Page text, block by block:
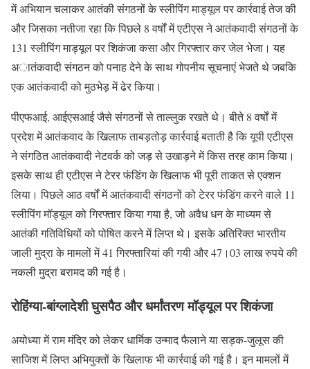
में अभियान चलाकर आतंकी संगठनों के स्लीपिंग माड्यूल पर कार्रवाई तेज की
और जिसका नतीजा रहा कि पिछले 8 वर्षों में एटीएस ने आतंकवादी संगठनों के
131 स्लीपिंग माड्यूल पर शिकंजा कसा और गिरफ्तार कर जेल भेजा। यह
अातंकवादी संगठन को पनाह देने के साथ गोपनीय सूचनाएं भेजते थे जबकि
एक आतंकवादी को मुठभेड़ में ढेर किया।
पीएफआई, आईएसआई जैसे संगठनों से ताल्लुक रखते थे। बीते 8 वर्षों में
प्रदेश में आतंकवाद के खिलाफ ताबड़तोड़ कार्रवाई बताती है कि यूपी एटीएस
ने संगठित आतंकवादी नेटवर्क को जड़ से उखाड़ने में किस तरह काम किया।
इसके साथ ही एटीएस ने टेरर फंडिंग के खिलाफ भी पूरी ताकत से एक्शन
लिया। पिछले आठ वर्षों में आतंकवादी संगठनों को टेरर फंडिंग करने वाले 11
स्लीपिंग मॉड्यूल को गिरफ्तार किया गया है, जो अवैध धन के माध्यम से
आतंकी गतिविधियों को पोषित करने में लिप्त थे। इसके अतिरिक्त भारतीय
जाली मुद्रा के मामलों में 41 गिरफ्तारियां की गयी और 47।03 लाख रुपये की
नकली मुद्रा बरामद की गई है।
रोहिंग्या-बांग्लादेशी घुसपैठ और धर्मांतरण मॉड्यूल पर शिकंजा
अयोध्या में राम मंदिर को लेकर धार्मिक उन्माद फैलाने या सड़क-जुलूस की
साजिश में लिप्त अभियुक्तों के खिलाफ भी कार्रवाई की गई है। इन मामलों में